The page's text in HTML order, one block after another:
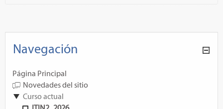
Navegación
Página Principal
Novedades del sitio
Curso actual